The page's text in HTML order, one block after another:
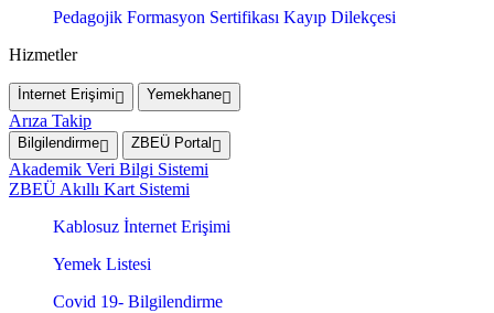
Pedagojik Formasyon Sertifikası Kayıp Dilekçesi
Hizmetler
İnternet Erişimi Yemekhane
Arıza Takip
Bilgilendirme ZBEÜ Portal
Akademik Veri Bilgi Sistemi
ZBEÜ Akıllı Kart Sistemi
Kablosuz İnternet Erişimi
Yemek Listesi
Covid 19- Bilgilendirme